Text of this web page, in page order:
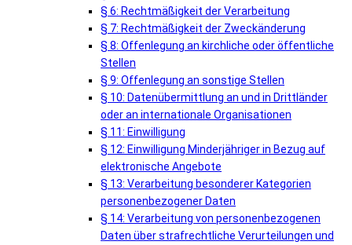
§ 6: Rechtmäßigkeit der Verarbeitung
§ 7: Rechtmäßigkeit der Zweckänderung
§ 8: Offenlegung an kirchliche oder öffentliche
Stellen
§ 9: Offenlegung an sonstige Stellen
§ 10: Datenübermittlung an und in Drittländer
oder an internationale Organisationen
§ 11: Einwilligung
§ 12: Einwilligung Minderjähriger in Bezug auf
elektronische Angebote
§ 13: Verarbeitung besonderer Kategorien
personenbezogener Daten
§ 14: Verarbeitung von personenbezogenen
Daten über strafrechtliche Verurteilungen und